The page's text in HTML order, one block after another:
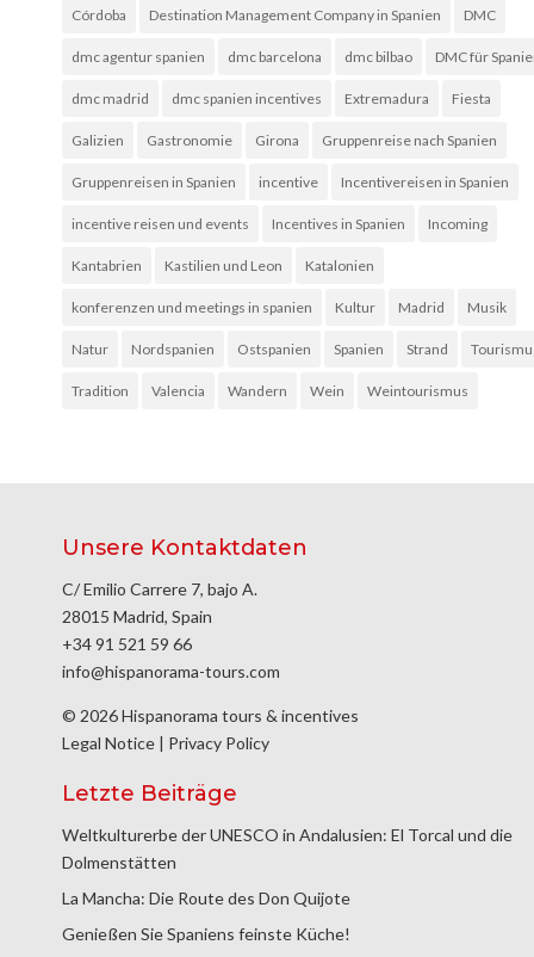
Córdoba Destination Management Company in Spanien DMC
dmc agentur spanien dmc barcelona dmc bilbao DMC für
dmc madrid dmc spanien incentives Extremadura Fiesta
Galizien Gastronomie Girona Gruppenreise nach Spanien
Gruppenreisen in Spanien incentive Incentivereisen in Spanien
incentive reisen und events Incentives in Spanien Incoming
Kantabrien Kastilien und Leon Katalonien
konferenzen und meetings in spanien Kultur Madrid Musik
Natur Nordspanien Ostspanien Spanien Strand
Tradition Valencia Wandern Wein Weintourismus
Unsere Kontaktdaten
C/ Emilio Carrere 7, bajo A.
28015 Madrid, Spain
+34 91 521 59 66
info@hispanorama-tours.com
© 2026 Hispanorama tours & incentives
Legal Notice | Privacy Policy
Letzte Beiträge
Weltkulturerbe der UNESCO in Andalusien: El Torcal und die
Dolmenstätten
La Mancha: Die Route des Don Quijote
Genießen Sie Spaniens feinste Küche!